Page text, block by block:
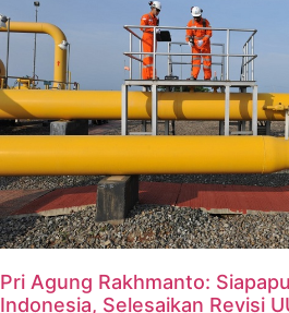
Pri Agung Rakhmanto:
Indonesia, Selesaikan Revisi